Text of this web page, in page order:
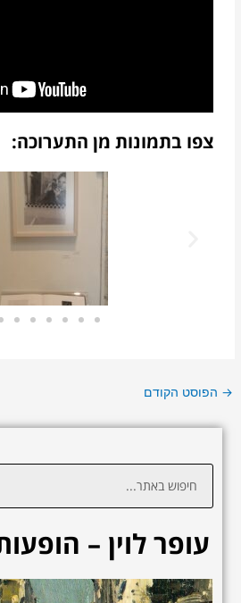
צפו בתמונות מן התערוכה:
→ הפוסט הקודם
עופר לוין –